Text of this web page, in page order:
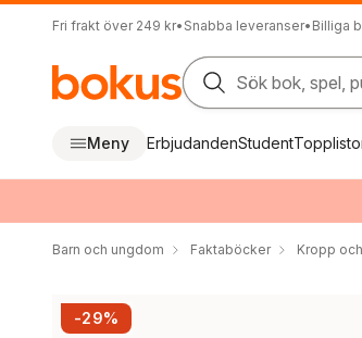
Fri frakt över 249 kr• Snabba leveranser• Billiga
Sök bok, spel,
Meny ErbjudandenStudent
Barn och ungdom Faktaböcker Kropp
-29%